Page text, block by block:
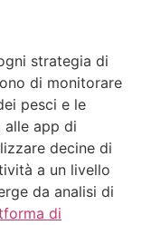
strategia di
di monitorare
pesci e le
alle app di
decine di
a un livello
da analisi di
di